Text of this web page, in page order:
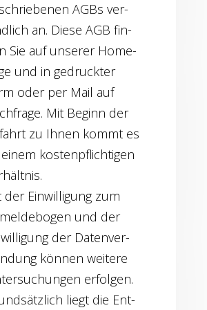
AGBs ver­
an. Die­se AGB fin­
Sie auf unse­rer Home­
und in gedruck­ter
oder per Mail auf
Mit Beginn der
zu Ihnen kommt es
kos­ten­pflich­ti­gen
der Ein­wil­li­gung zum
und der
der Daten­ver­
kön­nen wei­te­re
erfolgen.
liegt die Ent­